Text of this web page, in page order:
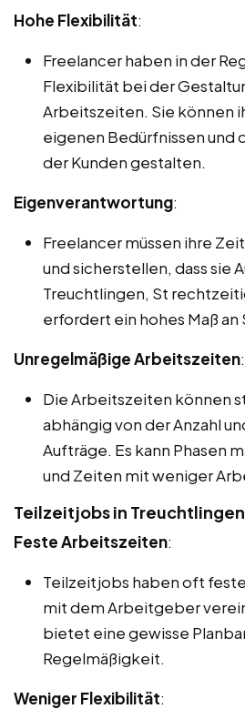
Hohe Flexibilität:
Freelancer haben in der
Flexibilität bei der
Arbeitszeiten. Sie können
eigenen Bedürfnissen und
der Kunden gestalten.
Eigenverantwortung:
Freelancer müssen ihre
und sicherstellen, dass sie
Treuchtlingen, St
erfordert ein hohes Maß
Unregelmäßige Arbeitszeiten:
Die Arbeitszeiten können
abhängig von der Anzahl
Aufträge. Es kann Phasen
und Zeiten mit weniger
Teilzeitjobs in
Feste Arbeitszeiten:
Teilzeitjobs haben oft
mit dem Arbeitgeber
bietet eine gewisse
Regelmäßigkeit.
Weniger Flexibilität: